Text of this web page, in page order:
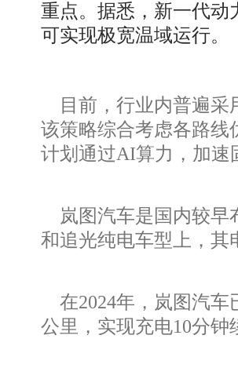
重点。据悉，新一代动
可实现极宽温域运行。
目前，行业内普遍采
该策略综合考虑各路线
计划通过AI算力，加速
岚图汽车是国内较早
和追光纯电车型上，其
在2024年，岚图汽车
公里，实现充电10分钟